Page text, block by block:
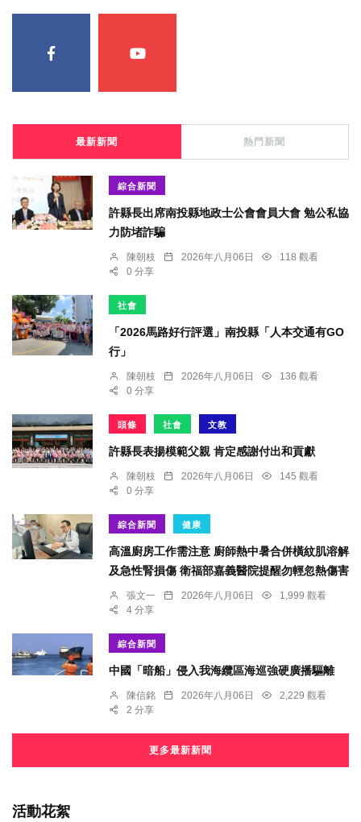
最新新聞 熱門新聞
綜合新聞
許縣長出席南投縣地政士公會會員大會 勉公私協
力防堵詐騙
陳朝枝 2026年八月06日
118 觀看
0 分享
社會
「2026馬路好行評選」南投縣「人本交通有GO
行」
陳朝枝 2026年八月06日
136 觀看
0 分享
頭條 社會 文教
許縣長表揚模範父親 肯定感謝付出和貢獻
陳朝枝 2026年八月06日
145 觀看
0 分享
綜合新聞 健康
高溫廚房工作需注意 廚師熱中暑合併橫紋肌溶解
及急性腎損傷 衛福部嘉義醫院提醒勿輕忽熱傷害
張文一 2026年八月06日
1,999 觀看
4 分享
綜合新聞
中國「暗船」侵入我海纜區海巡強硬廣播驅離
陳信銘 2026年八月06日
2,229 觀看
2 分享
更多最新新聞
活動花絮